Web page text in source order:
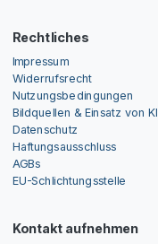
Rechtliches
Impressum
Widerrufsrecht
Nutzungsbedingungen
Bildquellen & Einsatz von KI
Datenschutz
Haftungsausschluss
AGBs
EU-Schlichtungsstelle
Kontakt aufnehmen